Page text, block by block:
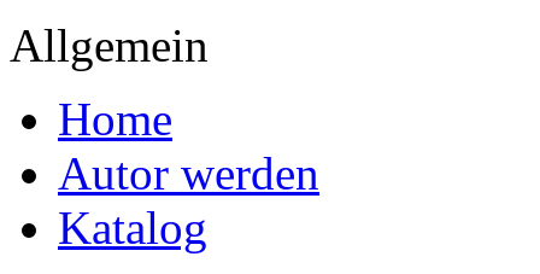
Allgemein
Home
Autor werden
Katalog